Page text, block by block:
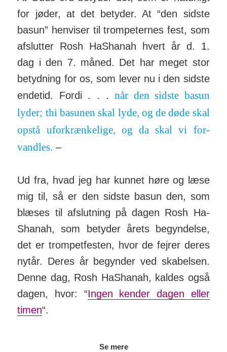
for jøder, at det betyder. At “den sidste
basun” hen­viser til trom­pe­ternes fest, som
af­slutter Rosh Ha­Shanah hvert år d. 1.
dag i den 7. måned. Det har meget stor
be­tydning for os, som lever nu i den sidste
endetid. Fordi . . .når den sidste basun
lyder; thi basunen skal lyde, og de døde skal
opstå ufor­kræn­kelige, og da skal vi for­
vandles. –
Ud fra, hvad jeg har kunnet høre og læse
mig til, så er den sidste basun den, som
blæses til af­slut­ning på dagen Rosh Ha­
Shanah, som be­tyder årets be­gyn­delse,
det er trom­pet­festen, hvor de fejrer deres
nytår. Deres år be­gynder ved ska­belsen.
Denne dag, Rosh Ha­Shanah, kaldes også
dagen, hvor: “Ingen kender dagen eller
timen“.
Se mere